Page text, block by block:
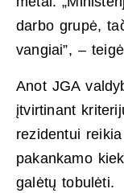
darbo grupė,
vangiai”, –
Anot JGA
įtvirtinant
rezidentui
pakankamo
galėtų tobulėti.